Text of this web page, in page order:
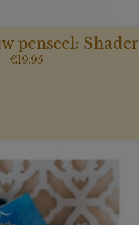
penseel: Shader
€19,95